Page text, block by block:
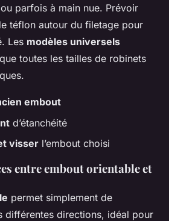
parfois à main nue. Prévoir
téflon autour du filetage pour
Les modèles universels
toutes les tailles de robinets
embout
d’étanchéité
visser l’embout choisi
entre embout orientable et
permet simplement de
différentes directions, idéal pour